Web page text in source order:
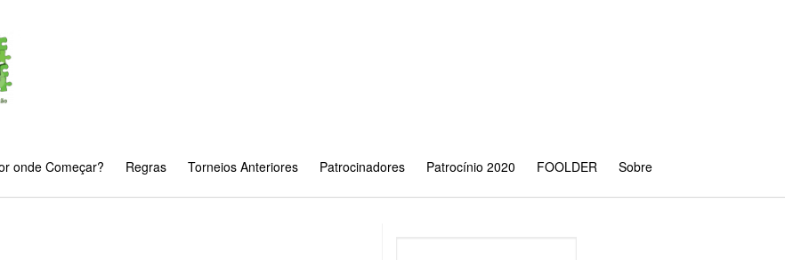
onde Começar? Regras Torneios Anteriores Patrocinadores Patrocínio 2020 FOOLDER Sobre